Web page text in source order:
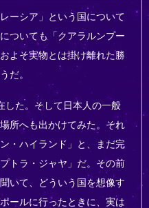
ーシア」という国について
ついても「クアラルンプー
よそ実物とは掛け離れた勝
だ。
した。そして日本人の一般
所へも出かけてみた。それ
・ハイランド」と、まだ完
トラ・ジャヤ」だ。その前
いて、どういう国を想像す
ールに行ったときに、実は